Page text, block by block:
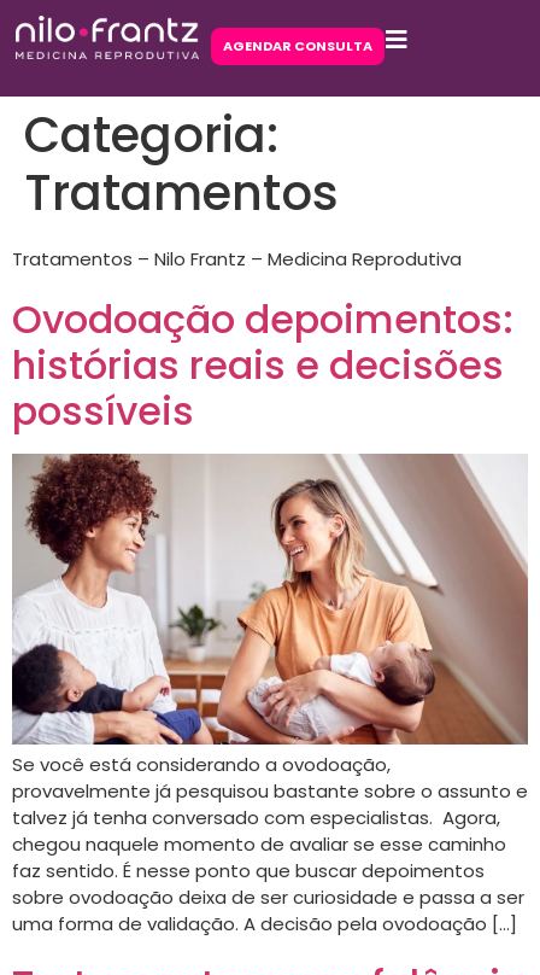
AGENDAR CONSULTA
Categoria:
Tratamentos
Tratamentos – Nilo Frantz – Medicina Reprodutiva
Ovodoação depoimentos:
histórias reais e decisões
possíveis
Se você está considerando a ovodoação,
provavelmente já pesquisou bastante sobre o assunto e
talvez já tenha conversado com especialistas. Agora,
chegou naquele momento de avaliar se esse caminho
faz sentido. É nesse ponto que buscar depoimentos
sobre ovodoação deixa de ser curiosidade e passa a ser
uma forma de validação. A decisão pela ovodoação […]